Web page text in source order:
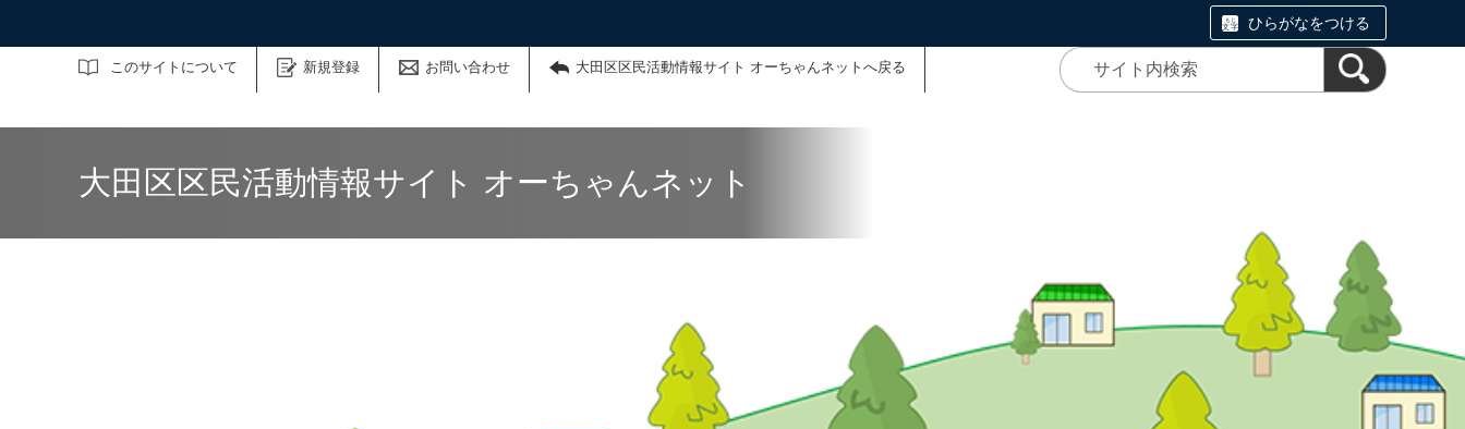
ひらがなをつける
このサイトについて 新規登録 お問い合わせ 大田区区民活動情報サイト オーちゃんネットへ戻る
サイト内検索
大田区区民活動情報サイト オーちゃんネット